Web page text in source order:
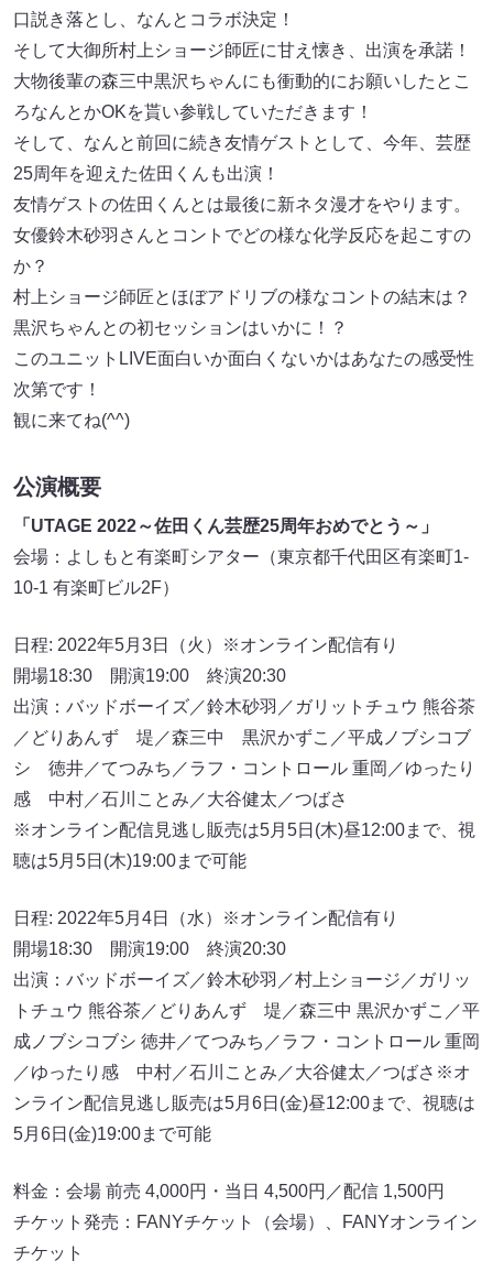
口説き落とし、なんとコラボ決定！
そして大御所村上ショージ師匠に甘え懐き、出演を承諾！
大物後輩の森三中黒沢ちゃんにも衝動的にお願いしたとこ
ろなんとかOKを貰い参戦していただきます！
そして、なんと前回に続き友情ゲストとして、今年、芸歴
25周年を迎えた佐田くんも出演！
友情ゲストの佐田くんとは最後に新ネタ漫才をやります。
女優鈴木砂羽さんとコントでどの様な化学反応を起こすの
か？
村上ショージ師匠とほぼアドリブの様なコントの結末は？
黒沢ちゃんとの初セッションはいかに！？
このユニットLIVE面白いか面白くないかはあなたの感受性
次第です！
観に来てね(^^)
公演概要
「UTAGE 2022～佐田くん芸歴25周年おめでとう～」
会場：よしもと有楽町シアター（東京都千代田区有楽町1-
10-1 有楽町ビル2F）
日程: 2022年5月3日（火）※オンライン配信有り
開場18:30 開演19:00 終演20:30
出演：バッドボーイズ／鈴木砂羽／ガリットチュウ 熊谷茶
／どりあんず 堤／森三中 黒沢かずこ／平成ノブシコブ
シ 徳井／てつみち／ラフ・コントロール 重岡／ゆったり
感 中村／石川ことみ／大谷健太／つばさ
※オンライン配信見逃し販売は5月5日(木)昼12:00まで、視
聴は5月5日(木)19:00まで可能
日程: 2022年5月4日（水）※オンライン配信有り
開場18:30 開演19:00 終演20:30
出演：バッドボーイズ／鈴木砂羽／村上ショージ／ガリッ
トチュウ 熊谷茶／どりあんず 堤／森三中 黒沢かずこ／平
成ノブシコブシ 徳井／てつみち／ラフ・コントロール 重岡
／ゆったり感 中村／石川ことみ／大谷健太／つばさ※オ
ンライン配信見逃し販売は5月6日(金)昼12:00まで、視聴は
5月6日(金)19:00まで可能
料金：会場 前売 4,000円・当日 4,500円／配信 1,500円
チケット発売：FANYチケット（会場）、FANYオンライン
チケット